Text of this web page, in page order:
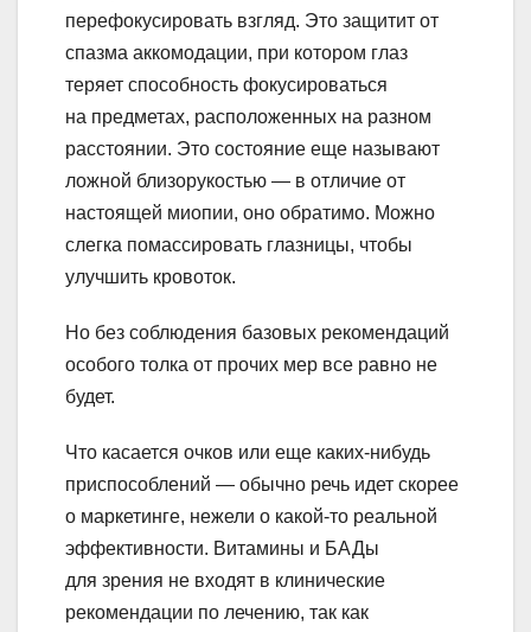
перефокусировать взгляд. Это защитит от
спазма аккомодации, при котором глаз
теряет способность фокусироваться
на предметах, расположенных на разном
расстоянии. Это состояние еще называют
ложной близорукостью — в отличие от
настоящей миопии, оно обратимо. Можно
слегка помассировать глазницы, чтобы
улучшить кровоток.
Но без соблюдения базовых рекомендаций
особого толка от прочих мер все равно не
будет.
Что касается очков или еще каких-нибудь
приспособлений — обычно речь идет скорее
о маркетинге, нежели о какой-то реальной
эффективности. Витамины и БАДы
для зрения не входят в клинические
рекомендации по лечению, так как